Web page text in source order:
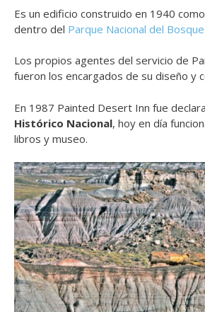
Es un edificio construido en 1940
dentro del Parque Nacional del
Los propios agentes del servicio de
fueron los encargados de su diseño y
En 1987 Painted Desert Inn fue
Histórico Nacional, hoy en día
libros y museo.